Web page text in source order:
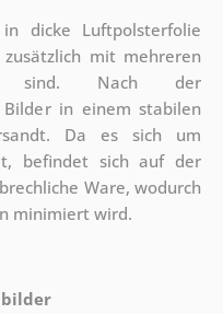
dicke Luftpolsterfolie
mit mehreren
sind. Nach der
in einem stabilen
Da es sich um
befindet sich auf der
Ware, wodurch
minimiert wird.